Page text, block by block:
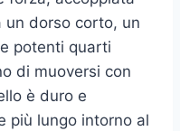
un dorso corto, un
potenti quarti
di muoversi con
è duro e
più lungo intorno al